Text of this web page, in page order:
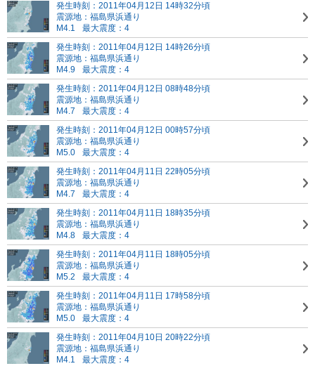
発生時刻：2011年04月12日 14時32分頃
震源地：福島県浜通り
M4.1
最大震度：4
発生時刻：2011年04月12日 14時26分頃
震源地：福島県浜通り
M4.9
最大震度：4
発生時刻：2011年04月12日 08時48分頃
震源地：福島県浜通り
M4.7
最大震度：4
発生時刻：2011年04月12日 00時57分頃
震源地：福島県浜通り
M5.0
最大震度：4
発生時刻：2011年04月11日 22時05分頃
震源地：福島県浜通り
M4.7
最大震度：4
発生時刻：2011年04月11日 18時35分頃
震源地：福島県浜通り
M4.8
最大震度：4
発生時刻：2011年04月11日 18時05分頃
震源地：福島県浜通り
M5.2
最大震度：4
発生時刻：2011年04月11日 17時58分頃
震源地：福島県浜通り
M5.0
最大震度：4
発生時刻：2011年04月10日 20時22分頃
震源地：福島県浜通り
M4.1
最大震度：4